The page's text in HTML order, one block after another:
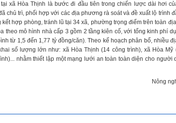
xã Hòa Thịnh là bước đi đầu tiên trong chiến lược dài hơi
chủ trì, phối hợp với các địa phương rà soát và đề xuất lộ trình
hợp phòng, tránh lũ tại 34 xã, phường trọng điểm trên toàn
theo mô hình nhà cấp 3 gồm 2 tầng kiên cố, với tổng kinh phí
từ 1,5 đến 1,77 tỷ đồng/căn). Theo kế hoạch phân bổ, nhiều
số lượng lớn như: xã Hòa Thịnh (14 công trình), xã Hòa Mỹ
nhằm thiết lập một mạng lưới an toàn toàn diện cho người
Nông